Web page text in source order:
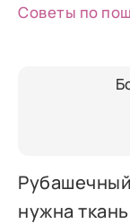
нужна
Советы по